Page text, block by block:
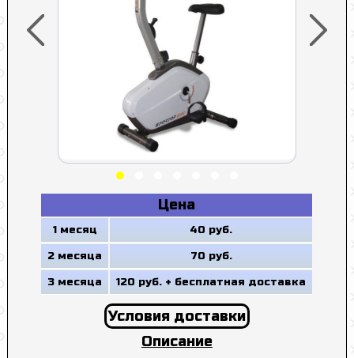
Цена
1 месяц 40 руб.
2 месяца 70 руб.
3 месяца 120 руб. + бесплатная доставка
Условия доставки
Описание